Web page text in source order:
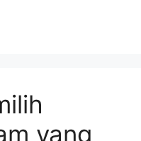
yang